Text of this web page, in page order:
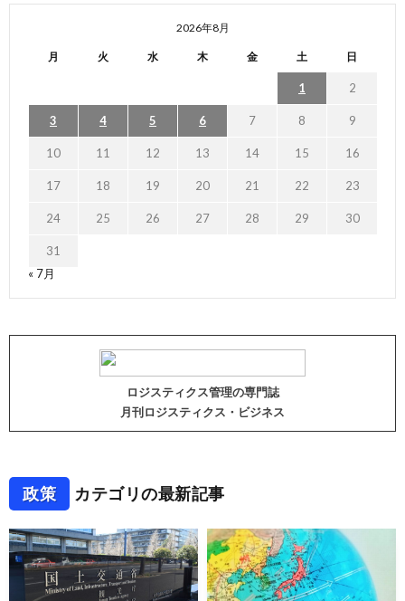
2026年8月
月 火 水 木 金 土 日
1 2
3 4 5 6 7 8 9
10 11 12 13 14 15 16
17 18 19 20 21 22 23
24 25 26 27 28 29 30
31
« 7月
ロジスティクス管理の専門誌
月刊ロジスティクス・ビジネス
政策 カテゴリの最新記事